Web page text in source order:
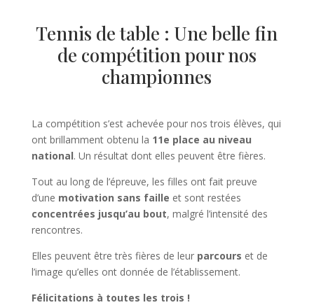
Tennis de table : Une belle fin
de compétition pour nos
championnes
La compétition s’est achevée pour nos trois élèves, qui
ont brillamment obtenu la 11e place au niveau
national. Un résultat dont elles peuvent être fières.
Tout au long de l’épreuve, les filles ont fait preuve
d’une motivation sans faille et sont restées
concentrées jusqu’au bout, malgré l’intensité des
rencontres.
Elles peuvent être très fières de leur parcours et de
l’image qu’elles ont donnée de l’établissement.
Félicitations à toutes les trois !